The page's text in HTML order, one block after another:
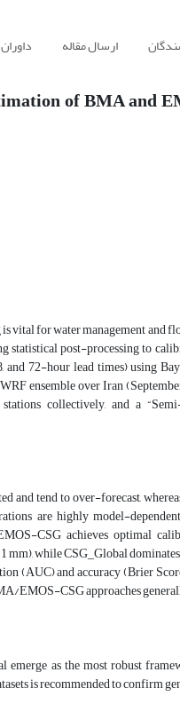
ارسال مقاله داوران
of BMA and
vital for water management and
statistical post-processing to
72-hour lead times) using
ensemble over Iran
collectively, and a
and tend to over-forecast,
are highly model-
CSG achieves optimal
mm), while CSG_Global
(AUC) and accuracy (Brier
EMOS-CSG approaches
as the most robust
is recommended to